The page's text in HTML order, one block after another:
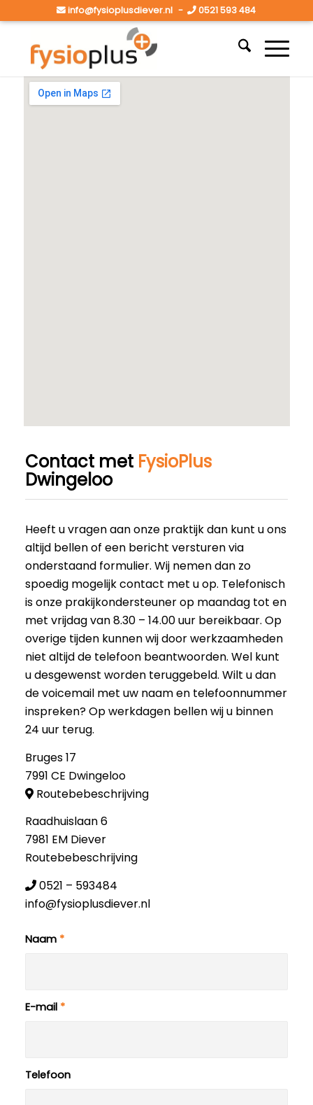
info@fysioplusdiever.nl - 0521 593 484
Contact met FysioPlus
Dwingeloo
Heeft u vragen aan onze praktijk dan kunt u ons
altijd bellen of een bericht versturen via
onderstaand formulier. Wij nemen dan zo
spoedig mogelijk contact met u op. Telefonisch
is onze prakijkondersteuner op maandag tot en
met vrijdag van 8.30 – 14.00 uur bereikbaar. Op
overige tijden kunnen wij door werkzaamheden
niet altijd de telefoon beantwoorden. Wel kunt
u desgewenst worden teruggebeld. Wilt u dan
de voicemail met uw naam en telefoonnummer
inspreken? Op werkdagen bellen wij u binnen
24 uur terug.
Bruges 17
7991 CE Dwingeloo
Routebebeschrijving
Raadhuislaan 6
7981 EM Diever
Routebebeschrijving
0521 – 593484
info@fysioplusdiever.nl
Naam *
E-mail *
Telefoon